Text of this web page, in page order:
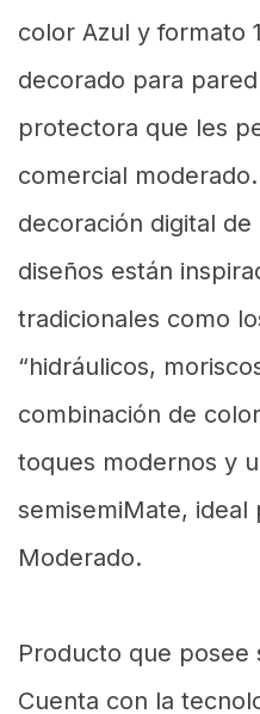
color Azul y formato
decorado para
protectora que les
comercial
decoración digital
diseños están
tradicionales como
“hidráulicos,
combinación de
toques modernos y
semisemiMate, ideal
Moderado.
Producto que posee
Cuenta con la